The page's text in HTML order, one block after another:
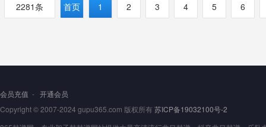
2281条 首页 1 2 3 4 5 6
会员充值 - 开通会员
Copyright © 2007-2024 gupu365.com 版权所有苏ICP备19032100号-2